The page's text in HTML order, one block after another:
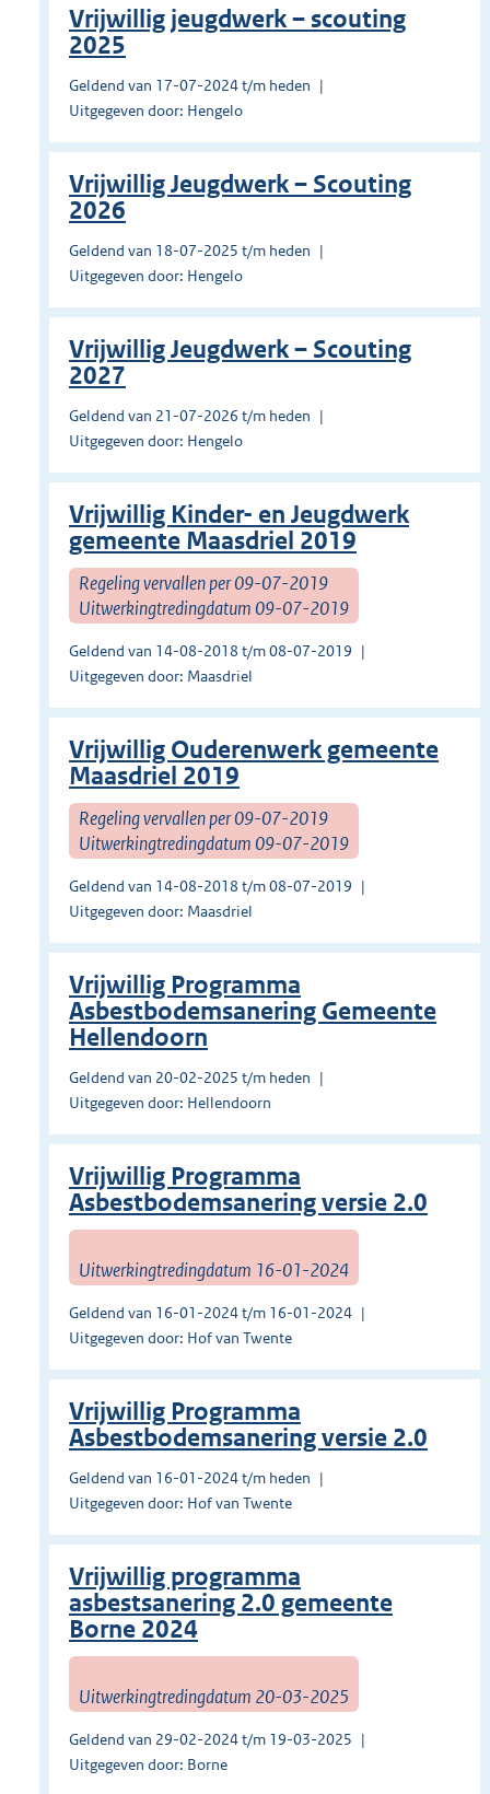
Vrijwillig jeugdwerk – scouting
2025
Geldend van 17-07-2024 t/m heden
Uitgegeven door: Hengelo
Vrijwillig Jeugdwerk – Scouting
2026
Geldend van 18-07-2025 t/m heden
Uitgegeven door: Hengelo
Vrijwillig Jeugdwerk – Scouting
2027
Geldend van 21-07-2026 t/m heden
Uitgegeven door: Hengelo
Vrijwillig Kinder- en Jeugdwerk
gemeente Maasdriel 2019
Regeling vervallen per 09-07-2019
Uitwerkingtredingdatum 09-07-2019
Geldend van 14-08-2018 t/m 08-07-2019
Uitgegeven door: Maasdriel
Vrijwillig Ouderenwerk gemeente
Maasdriel 2019
Regeling vervallen per 09-07-2019
Uitwerkingtredingdatum 09-07-2019
Geldend van 14-08-2018 t/m 08-07-2019
Uitgegeven door: Maasdriel
Vrijwillig Programma
Asbestbodemsanering Gemeente
Hellendoorn
Geldend van 20-02-2025 t/m heden
Uitgegeven door: Hellendoorn
Vrijwillig Programma
Asbestbodemsanering versie 2.0
Uitwerkingtredingdatum 16-01-2024
Geldend van 16-01-2024 t/m 16-01-2024
Uitgegeven door: Hof van Twente
Vrijwillig Programma
Asbestbodemsanering versie 2.0
Geldend van 16-01-2024 t/m heden
Uitgegeven door: Hof van Twente
Vrijwillig programma
asbestsanering 2.0 gemeente
Borne 2024
Uitwerkingtredingdatum 20-03-2025
Geldend van 29-02-2024 t/m 19-03-2025
Uitgegeven door: Borne